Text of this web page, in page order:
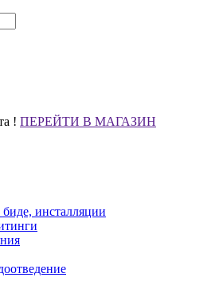
! ПЕРЕЙТИ В МАГАЗИН
инсталляции